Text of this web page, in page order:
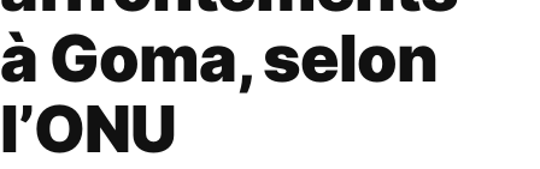
à Goma, selon
l’ONU